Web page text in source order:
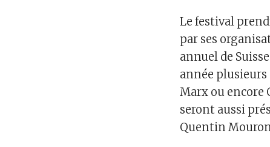
Le festival
par ses
annuel de
année
Marx ou encore
seront aussi
Quentin